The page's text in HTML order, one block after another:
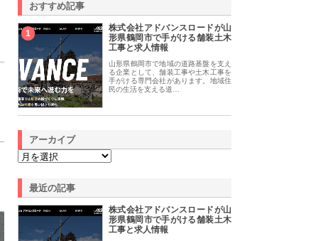
おすすめ記事
1
株式会社アドバンスロードが山
形県鶴岡市で手がける舗装土木
工事と求人情報
山形県鶴岡市で地域の道路基盤を支え
る企業として、舗装工事や土木工事を
手がける専門会社があります。地域住
民の生活を支える道…
アーカイブ
最近の記事
株式会社アドバンスロードが山
形県鶴岡市で手がける舗装土木
工事と求人情報